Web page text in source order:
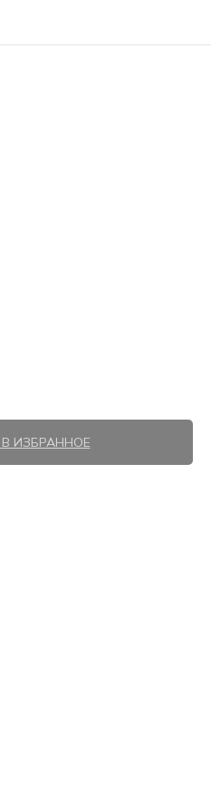
ИЗБРАННОЕ